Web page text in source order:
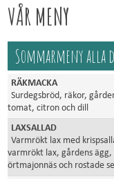
VÅR MENY
Sommarmeny alla
RÄKMACKA
Surdegsbröd, räkor,
tomat, citron och dill
LAXSALLAD
Varmrökt lax med
varmrökt lax, gårdens
örtmajonnäs och rostade